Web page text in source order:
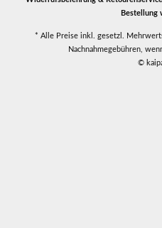
Bestellung
* Alle Preise inkl. gesetzl.
Nachnahmegebühren,
©